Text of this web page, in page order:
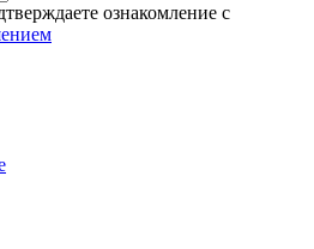
ознакомление с